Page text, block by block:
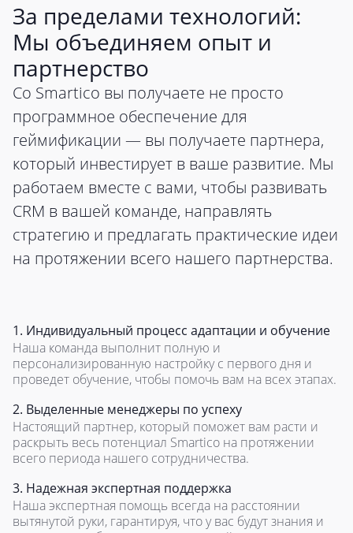
За пределами технологий:
Мы объединяем опыт и
партнерство
Со Smartico вы получаете не просто
программное обеспечение для
геймификации — вы получаете партнера,
который инвестирует в ваше развитие. Мы
работаем вместе с вами, чтобы развивать
CRM в вашей команде, направлять
стратегию и предлагать практические идеи
на протяжении всего нашего партнерства.
1. Индивидуальный процесс адаптации и обучение
Наша команда выполнит полную и
персонализированную настройку с первого дня и
проведет обучение, чтобы помочь вам на всех этапах.
2. Выделенные менеджеры по успеху
Настоящий партнер, который поможет вам расти и
раскрыть весь потенциал Smartico на протяжении
всего периода нашего сотрудничества.
3. Надежная экспертная поддержка
Наша экспертная помощь всегда на расстоянии
вытянутой руки, гарантируя, что у вас будут знания и